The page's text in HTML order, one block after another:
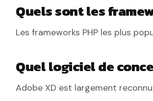
Quels sont les
Les frameworks PHP les plus
Quel logiciel de
Adobe XD est largement